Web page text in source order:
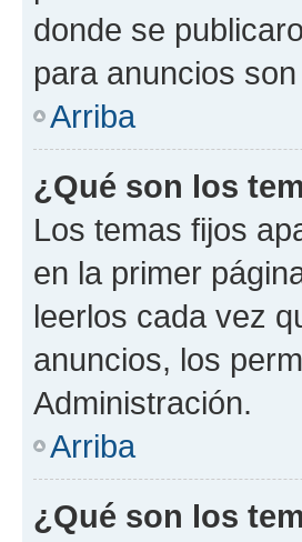
donde se
para anuncios
Arriba
¿Qué son los
Los temas fijos
en la primer
leerlos cada vez
anuncios, los
Administración.
Arriba
¿Qué son los